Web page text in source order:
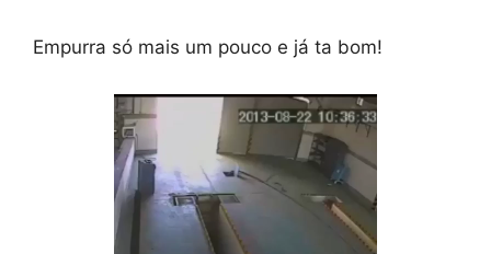
Empurra só mais um pouco e já ta bom!